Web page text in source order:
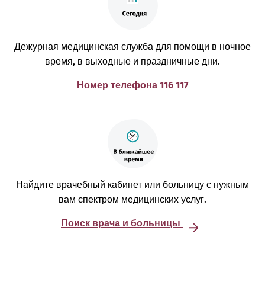
Дежурная медицинская служба для помощи в ночное
время, в выходные и праздничные дни.
Номер телефона 116 117
Найдите врачебный кабинет или больницу с нужным
вам спектром медицинских услуг.
Поиск врача и больницы